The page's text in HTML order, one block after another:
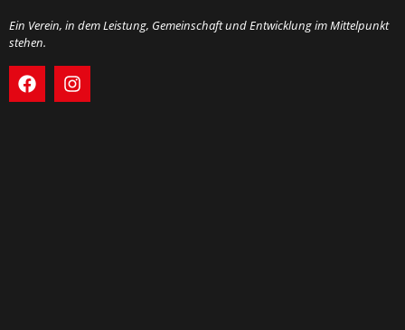
Ein Verein, in dem Leistung, Gemeinschaft und Entwicklung im Mittelpunkt
stehen.